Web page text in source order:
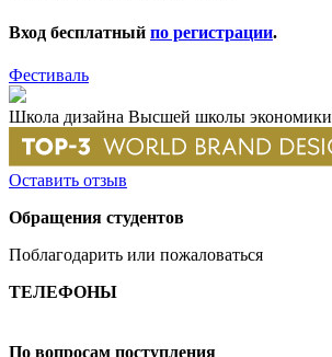
Вход бесплатный по регистрации.
Фестиваль
Школа дизайна Высшей школы экономики
Оставить отзыв
Обращения студентов
Поблагодарить или пожаловаться
ТЕЛЕФОНЫ
По вопросам поступления